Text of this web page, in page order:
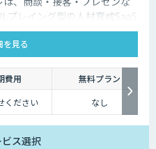
プレイング型の人材育成SaaS
ニングと動画フィードバック
期戦力化と教育の属人化解消
を見る
費用
無料プラン
ください なし
ス選択